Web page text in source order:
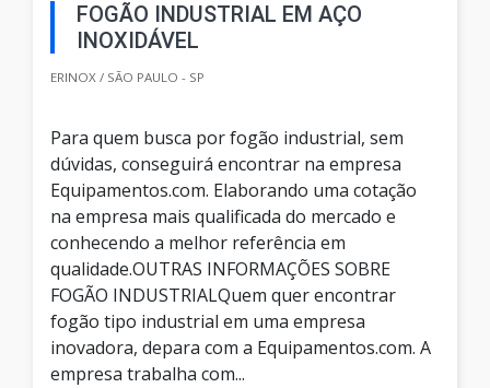
FOGÃO INDUSTRIAL EM AÇO
INOXIDÁVEL
ERINOX / SÃO PAULO - SP
Para quem busca por fogão industrial, sem
dúvidas, conseguirá encontrar na empresa
Equipamentos.com. Elaborando uma cotação
na empresa mais qualificada do mercado e
conhecendo a melhor referência em
qualidade.OUTRAS INFORMAÇÕES SOBRE
FOGÃO INDUSTRIALQuem quer encontrar
fogão tipo industrial em uma empresa
inovadora, depara com a Equipamentos.com. A
empresa trabalha com...